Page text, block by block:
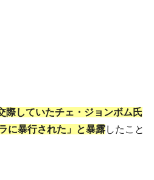
際していたチェ・ジョンボム氏
に暴行された」と暴露したこと